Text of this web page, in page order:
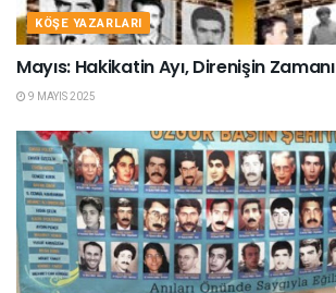
KÖŞE YAZARLARI
Mayıs: Hakikatin Ayı, Direnişin Zamanı
9 MAYIS 2025